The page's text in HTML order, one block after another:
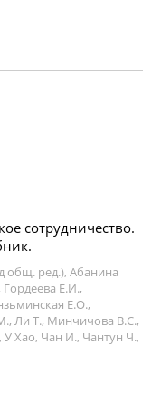
сотрудничество.
общ. ред.), Абанина
Е.И.,
Е.О.,
Ли Т., Минчичова В.С.,
Хао, Чан И., Чантун Ч.,